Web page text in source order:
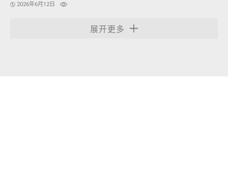
2026年6月12日
展开更多